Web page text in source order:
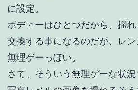
に設定。
ボディーはひとつだから、揺
交換する事になるのだが、レ
無理ゲーっぽい。
さて、そういう無理ゲーな状